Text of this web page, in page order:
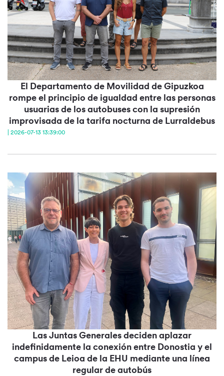
El Departamento de Movilidad de Gipuzkoa
rompe el principio de igualdad entre las personas
usuarias de los autobuses con la supresión
improvisada de la tarifa nocturna de Lurraldebus
| 2026-07-13 13:39:00
Las Juntas Generales deciden aplazar
indefinidamente la conexión entre Donostia y el
campus de Leioa de la EHU mediante una línea
regular de autobús